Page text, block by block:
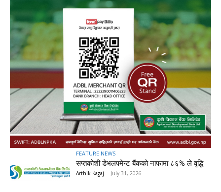
FEATURE NEWS
सप्तकोशी डेभलपमेन्ट बैंकको नाफामा ८६% ले वृद्धि
Arthik Kagaj - July 31, 2026